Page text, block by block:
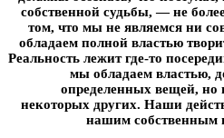
собственной судьбы, — не
том, что мы не являемся ни
обладаем полной властью
Реальность лежит где-то
мы обладаем властью,
определенных вещей, но
некоторых других. Наши
нашим собственным